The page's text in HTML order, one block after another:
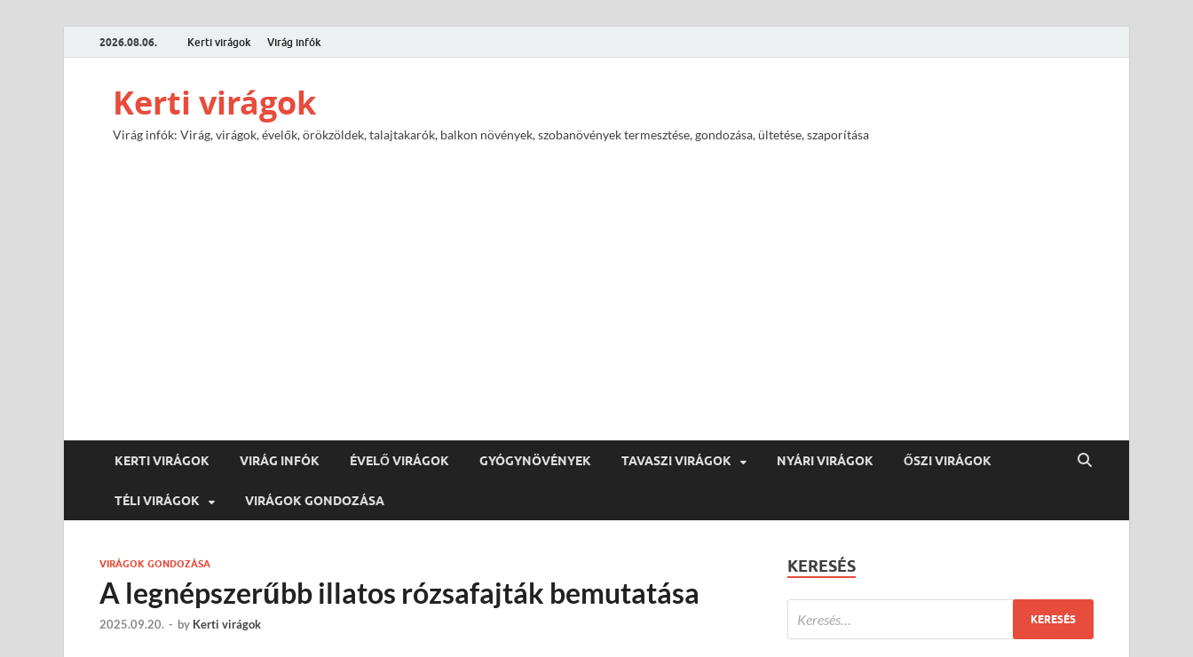
2026.08.06. Kerti virágok Virág infók
Kerti virágok
Virág infók: Virág, virágok, évelők, örökzöldek, talajtakarók, balkon növények, szobanövények termesztése, gondozása, ültetése, szaporítása
KERTI VIRÁGOK VIRÁG INFÓK ÉVELŐ VIRÁGOK GYÓGYNÖVÉNYEK TAVASZI VIRÁGOK NYÁRI VIRÁGOK ŐSZI VIRÁGOK
TÉLI VIRÁGOK VIRÁGOK GONDOZÁSA
VIRÁGOK GONDOZÁSA
A legnépszerűbb illatos rózsafajták bemutatása
2025.09.20. - by Kerti virágok
KERESÉS